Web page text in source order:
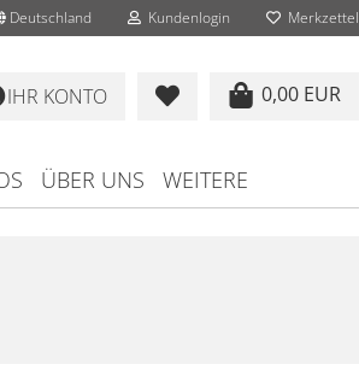
Deutschland Kundenlogin Merkzettel
0,00 EUR
IHR KONTO
ÜBER UNS WEITERE